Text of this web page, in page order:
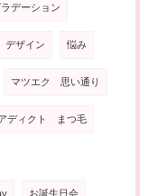
デーション
ザイン 悩み
マツエク 思い通り
ディクト まつ毛
お誕生日会